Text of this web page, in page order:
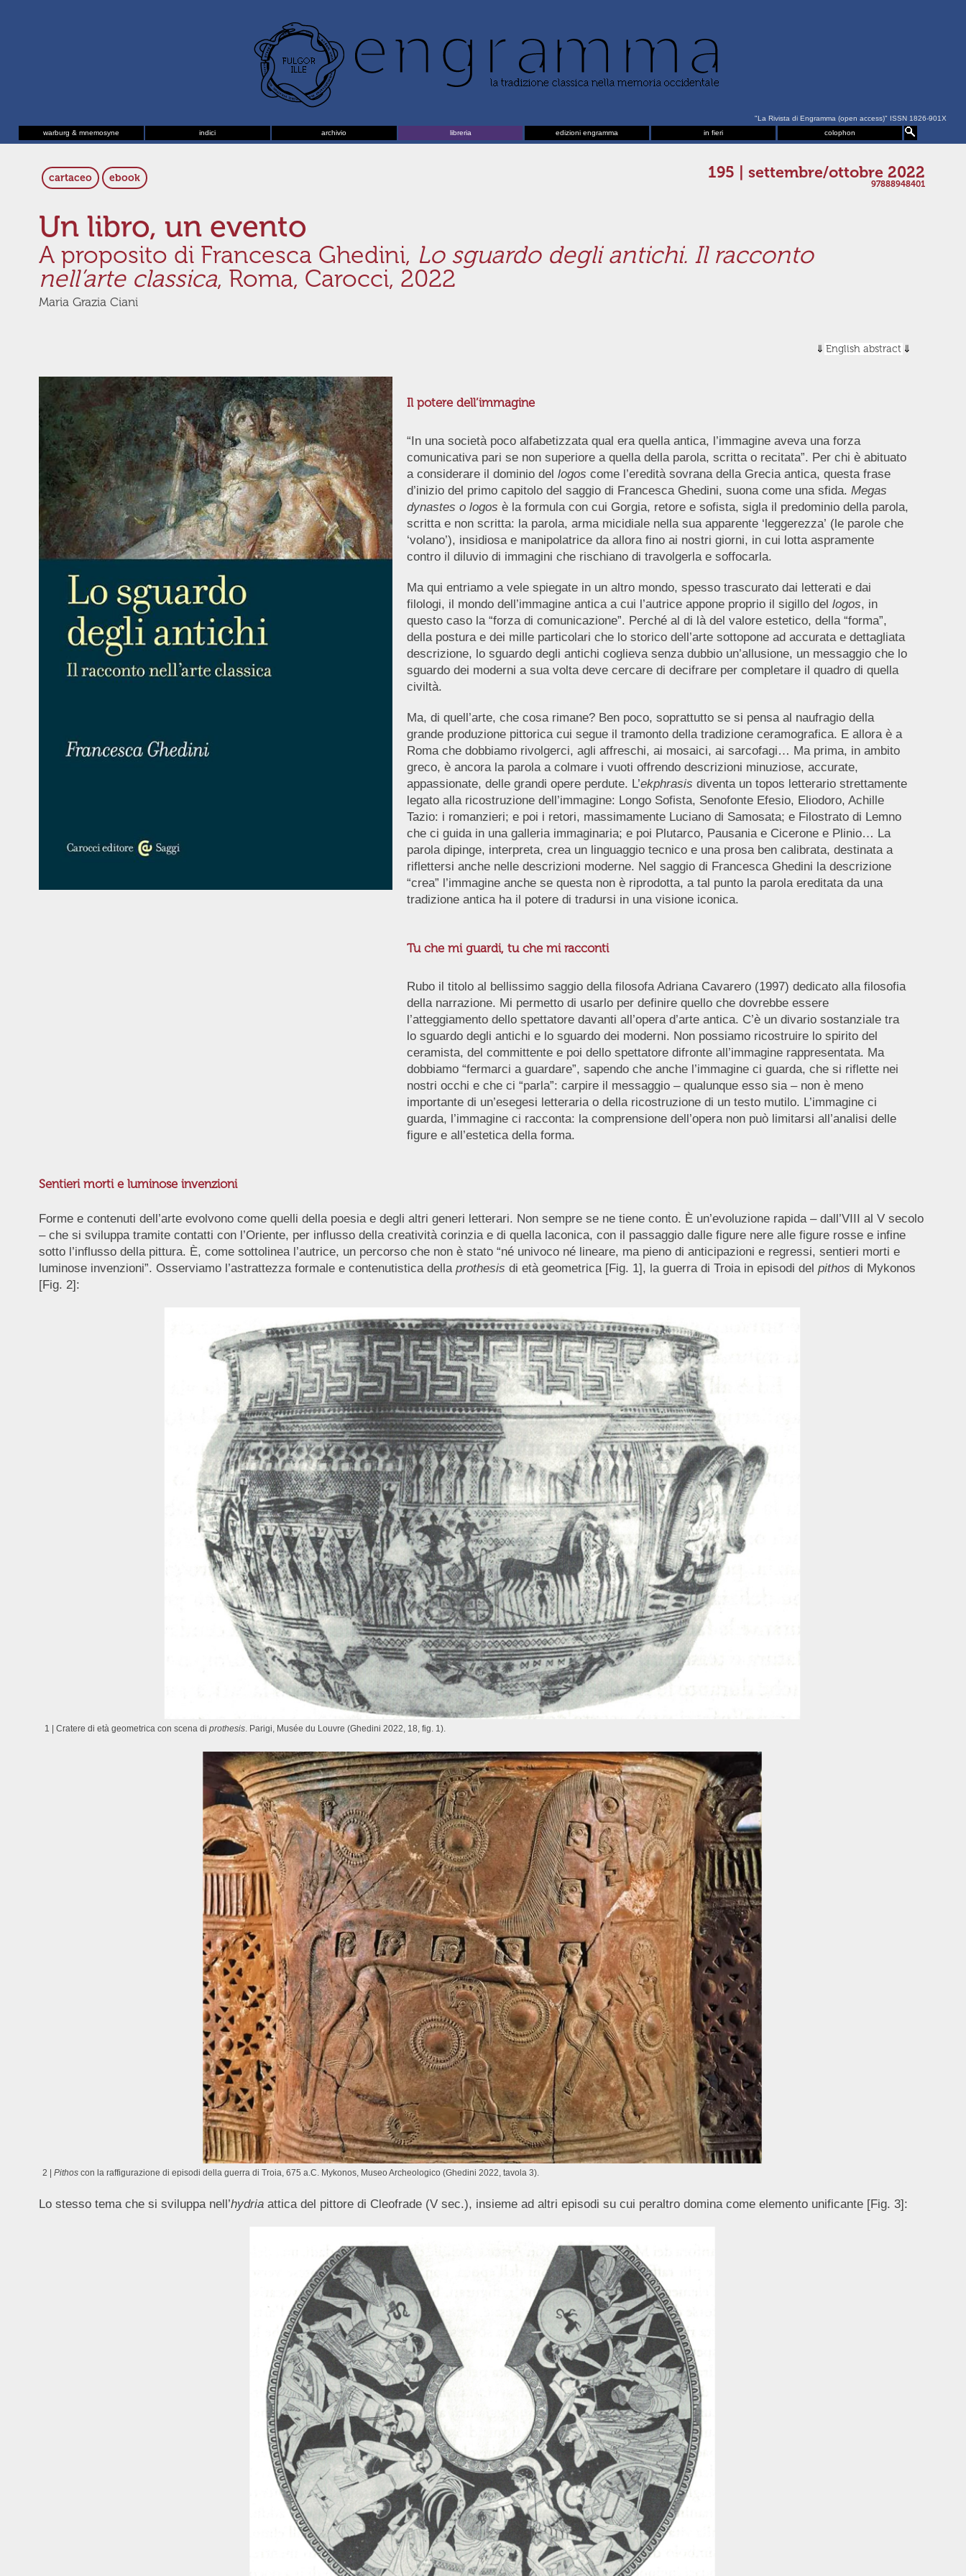
"La Rivista di Engramma (open access)" ISSN 1826-901X
warburg & mnemosyne
indici archivio libreria edizioni engramma in fieri colophon
cartaceo ebook 195 | settembre/ottobre 2022
97888948401
Un libro, un evento
A proposito di Francesca Ghedini, Lo sguardo degli antichi. Il racconto
nell’arte classica, Roma, Carocci, 2022
Maria Grazia Ciani
English abstract
Il potere dell’immagine
“In una società poco alfabetizzata qual era quella antica, l’immagine aveva una forza
comunicativa pari se non superiore a quella della parola, scritta o recitata”. Per chi è abituato
a considerare il dominio del logos come l’eredità sovrana della Grecia antica, questa frase
d’inizio del primo capitolo del saggio di Francesca Ghedini, suona come una sfida. Megas
dynastes o logos è la formula con cui Gorgia, retore e sofista, sigla il predominio della parola,
scritta e non scritta: la parola, arma micidiale nella sua apparente ‘leggerezza’ (le parole che
‘volano’), insidiosa e manipolatrice da allora fino ai nostri giorni, in cui lotta aspramente
contro il diluvio di immagini che rischiano di travolgerla e soffocarla.
Ma qui entriamo a vele spiegate in un altro mondo, spesso trascurato dai letterati e dai
filologi, il mondo dell’immagine antica a cui l’autrice appone proprio il sigillo del logos, in
questo caso la “forza di comunicazione”. Perché al di là del valore estetico, della “forma”,
della postura e dei mille particolari che lo storico dell’arte sottopone ad accurata e dettagliata
descrizione, lo sguardo degli antichi coglieva senza dubbio un’allusione, un messaggio che lo
sguardo dei moderni a sua volta deve cercare di decifrare per completare il quadro di quella
civiltà.
Ma, di quell’arte, che cosa rimane? Ben poco, soprattutto se si pensa al naufragio della
grande produzione pittorica cui segue il tramonto della tradizione ceramografica. E allora è a
Roma che dobbiamo rivolgerci, agli affreschi, ai mosaici, ai sarcofagi… Ma prima, in ambito
greco, è ancora la parola a colmare i vuoti offrendo descrizioni minuziose, accurate,
appassionate, delle grandi opere perdute. L’ekphrasis diventa un topos letterario strettamente
legato alla ricostruzione dell’immagine: Longo Sofista, Senofonte Efesio, Eliodoro, Achille
Tazio: i romanzieri; e poi i retori, massimamente Luciano di Samosata; e Filostrato di Lemno
che ci guida in una galleria immaginaria; e poi Plutarco, Pausania e Cicerone e Plinio… La
parola dipinge, interpreta, crea un linguaggio tecnico e una prosa ben calibrata, destinata a
riflettersi anche nelle descrizioni moderne. Nel saggio di Francesca Ghedini la descrizione
“crea” l’immagine anche se questa non è riprodotta, a tal punto la parola ereditata da una
tradizione antica ha il potere di tradursi in una visione iconica.
Tu che mi guardi, tu che mi racconti
Rubo il titolo al bellissimo saggio della filosofa Adriana Cavarero (1997) dedicato alla filosofia
della narrazione. Mi permetto di usarlo per definire quello che dovrebbe essere
l’atteggiamento dello spettatore davanti all’opera d’arte antica. C’è un divario sostanziale tra
lo sguardo degli antichi e lo sguardo dei moderni. Non possiamo ricostruire lo spirito del
ceramista, del committente e poi dello spettatore difronte all’immagine rappresentata. Ma
dobbiamo “fermarci a guardare”, sapendo che anche l’immagine ci guarda, che si riflette nei
nostri occhi e che ci “parla”: carpire il messaggio – qualunque esso sia – non è meno
importante di un’esegesi letteraria o della ricostruzione di un testo mutilo. L’immagine ci
guarda, l’immagine ci racconta: la comprensione dell’opera non può limitarsi all’analisi delle
figure e all’estetica della forma.
Sentieri morti e luminose invenzioni
Forme e contenuti dell’arte evolvono come quelli della poesia e degli altri generi letterari. Non sempre se ne tiene conto. È un’evoluzione rapida – dall’VIII al V secolo
– che si sviluppa tramite contatti con l’Oriente, per influsso della creatività corinzia e di quella laconica, con il passaggio dalle figure nere alle figure rosse e infine
sotto l’influsso della pittura. È, come sottolinea l’autrice, un percorso che non è stato “né univoco né lineare, ma pieno di anticipazioni e regressi, sentieri morti e
luminose invenzioni”. Osserviamo l’astrattezza formale e contenutistica della prothesis di età geometrica [Fig. 1], la guerra di Troia in episodi del pithos di Mykonos
[Fig. 2]:
1 | Cratere di età geometrica con scena di prothesis. Parigi, Musée du Louvre (Ghedini 2022, 18, fig. 1).
2 | Pithoscon la raffigurazione di episodi della guerra di Troia, 675 a.C. Mykonos, Museo Archeologico (Ghedini 2022, tavola 3).
Lo stesso tema che si sviluppa nell’hydriaattica del pittore di Cleofrade (V sec.), insieme ad altri episodi su cui peraltro domina come elemento unificante [Fig. 3]: